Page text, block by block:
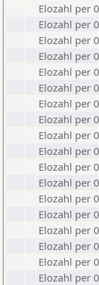
Elozahl per
Elozahl per
Elozahl per
Elozahl per
Elozahl per
Elozahl per
Elozahl per
Elozahl per
Elozahl per
Elozahl per
Elozahl per
Elozahl per
Elozahl per
Elozahl per
Elozahl per
Elozahl per
Elozahl per
Elozahl per